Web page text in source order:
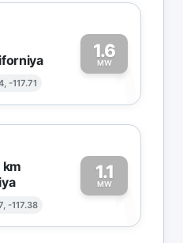
-117.71
1.6
MW1
km
-117.38
1.1
MW1